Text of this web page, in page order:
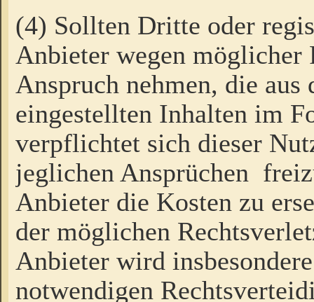
(4) Sollten Dritte oder
Anbieter wegen möglicher
Anspruch nehmen, die
eingestellten Inhalten im
verpflichtet sich dieser
jeglichen Ansprüchen
Anbieter die Kosten zu
der möglichen
Anbieter wird
notwendigen